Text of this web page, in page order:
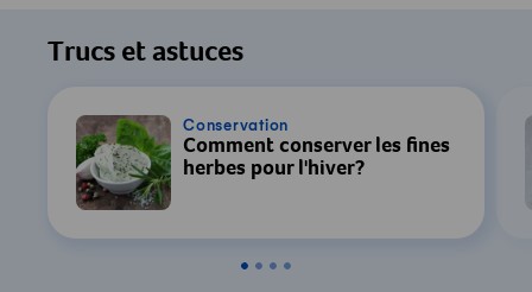
Trucs et astuces
Conservation
Comment conserver les fines
herbes pour l'hiver?